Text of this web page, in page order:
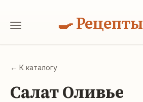
🍳 Рецепты
← К каталогу
Салат Оливье